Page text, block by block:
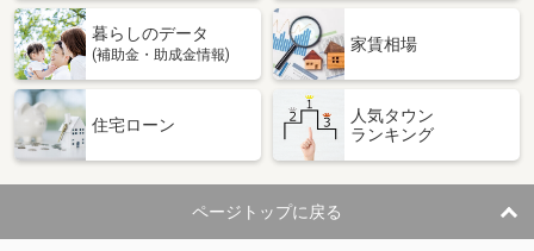
暮らしのデータ
(補助金・助成金情報)
家賃相場
住宅ローン
人気タウン
ランキング
ページトップに戻る